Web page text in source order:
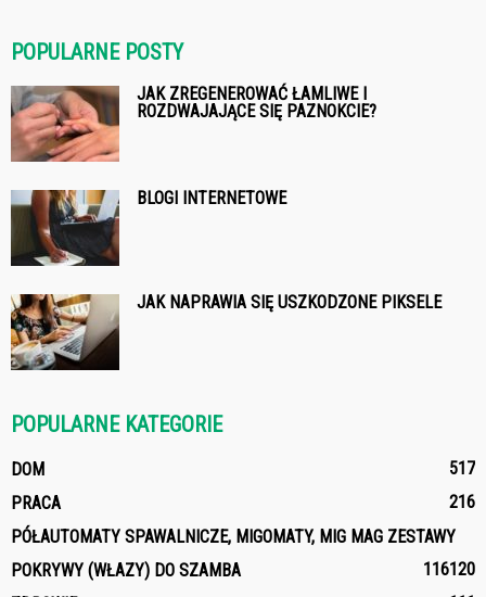
POPULARNE POSTY
JAK ZREGENEROWAĆ ŁAMLIWE I
ROZDWAJAJĄCE SIĘ PAZNOKCIE?
BLOGI INTERNETOWE
JAK NAPRAWIA SIĘ USZKODZONE PIKSELE
POPULARNE KATEGORIE
DOM
517
PRACA
216
PÓŁAUTOMATY SPAWALNICZE, MIGOMATY, MIG MAG ZESTAWY
120
POKRYWY (WŁAZY) DO SZAMBA
116